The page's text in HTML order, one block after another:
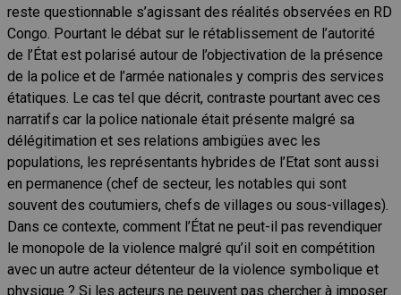
reste questionnable s’agissant des réalités observées en RD
Congo. Pourtant le débat sur le rétablissement de l’autorité
de l’État est polarisé autour de l’objectivation de la présence
de la police et de l’armée nationales y compris des services
étatiques. Le cas tel que décrit, contraste pourtant avec ces
narratifs car la police nationale était présente malgré sa
délégitimation et ses relations ambigües avec les
populations, les représentants hybrides de l’Etat sont aussi
en permanence (chef de secteur, les notables qui sont
souvent des coutumiers, chefs de villages ou sous-villages).
Dans ce contexte, comment l’État ne peut-il pas revendiquer
le monopole de la violence malgré qu’il soit en compétition
avec un autre acteur détenteur de la violence symbolique et
physique ? Si les acteurs ne peuvent pas chercher à imposer